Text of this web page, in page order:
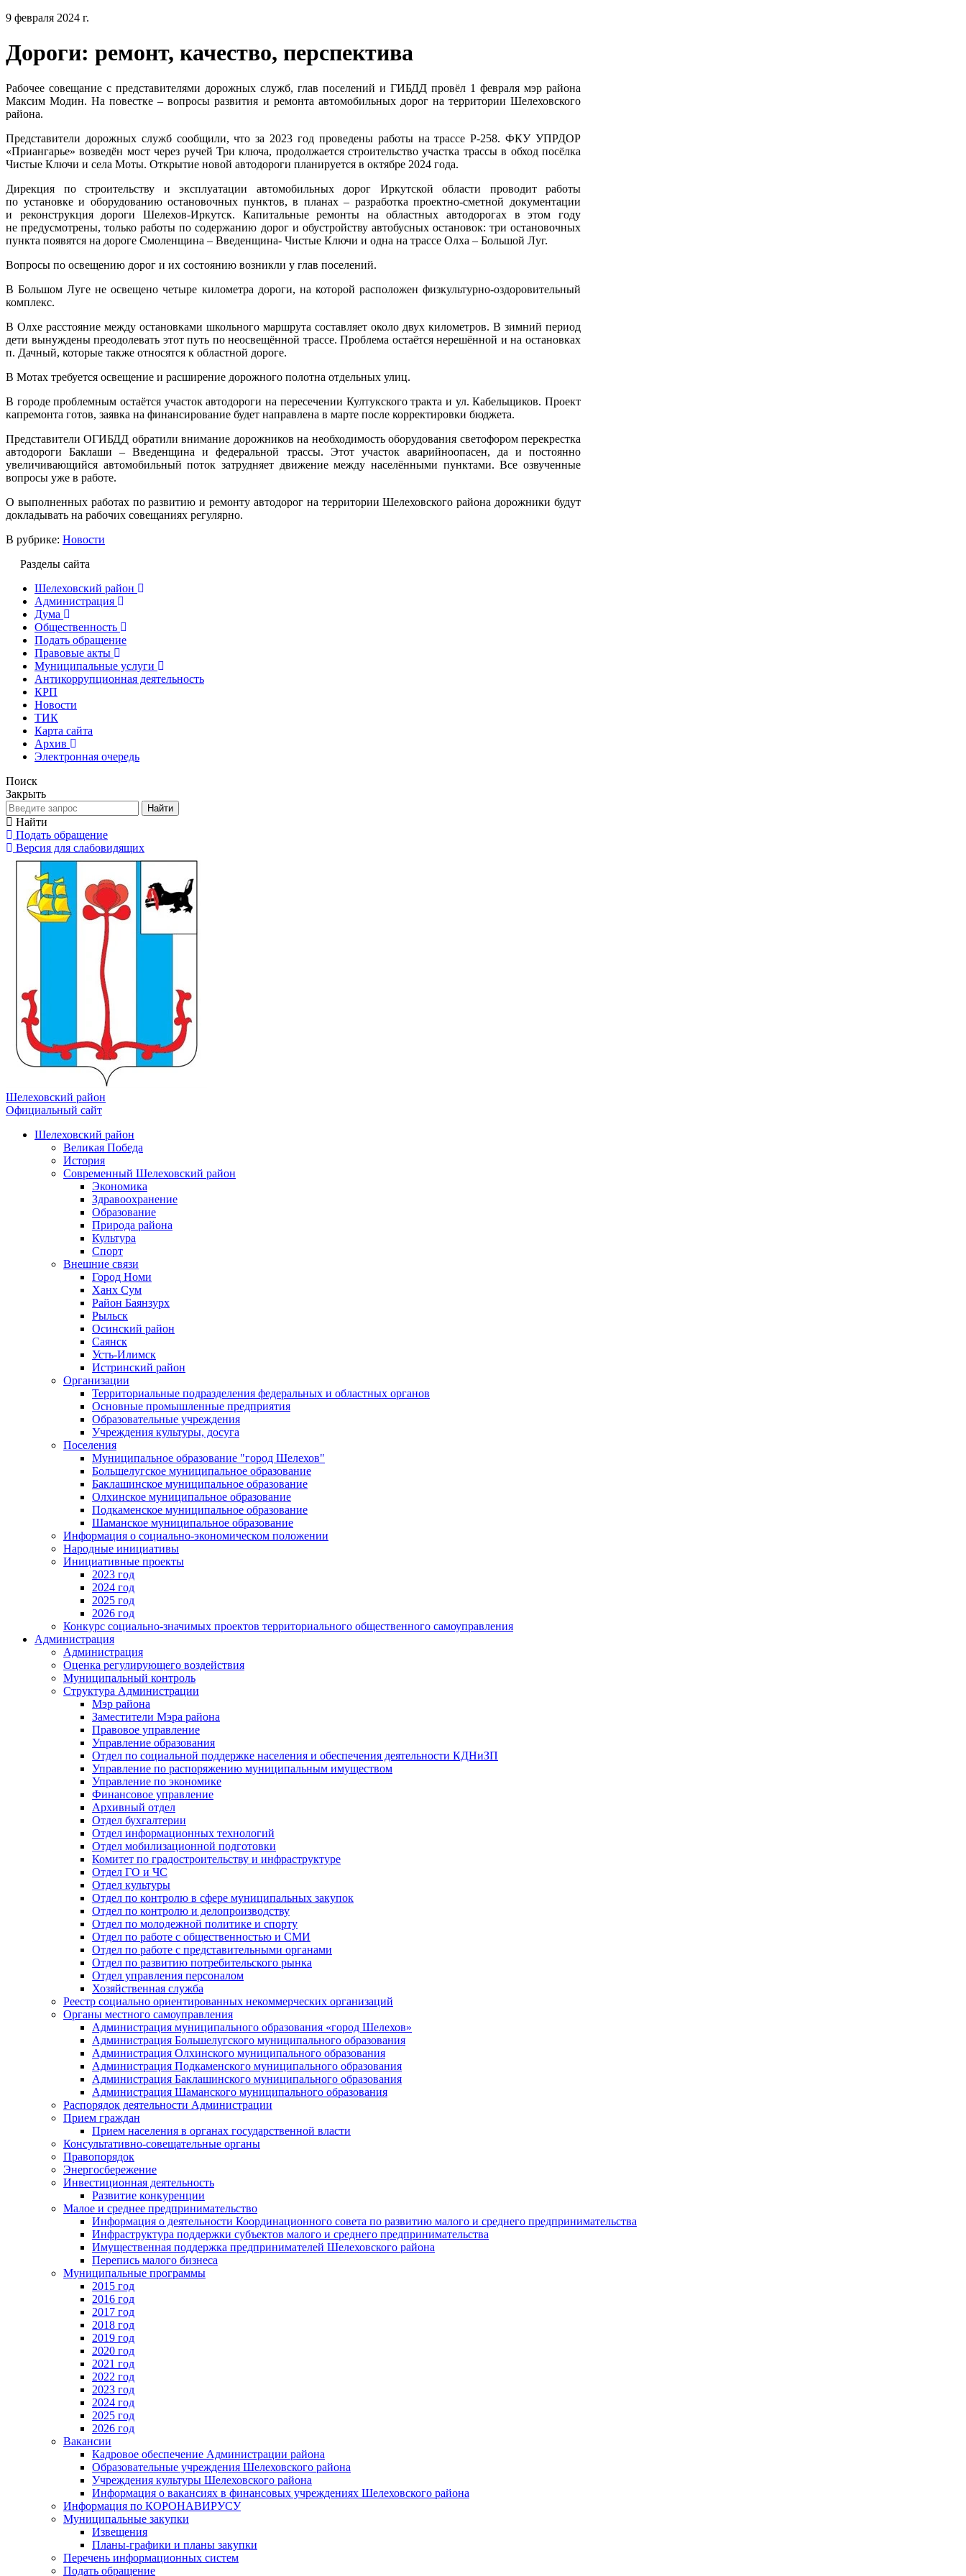
9 февраля 2024 г.
Дороги: ремонт, качество, перспектива
Рабочее совещание с представителями дорожных служб, глав поселений и ГИБДД провёл 1 февраля мэр района
Максим Модин. На повестке – вопросы развития и ремонта автомобильных дорог на территории Шелеховского
района.
Представители дорожных служб сообщили, что за 2023 год проведены работы на трассе Р-258. ФКУ УПРДОР
«Приангарье» возведён мост через ручей Три ключа, продолжается строительство участка трассы в обход посёлка
Чистые Ключи и села Моты. Открытие новой автодороги планируется в октябре 2024 года.
Дирекция по строительству и эксплуатации автомобильных дорог Иркутской области проводит работы
по установке и оборудованию остановочных пунктов, в планах – разработка проектно-сметной документации
и реконструкция дороги Шелехов-Иркутск. Капитальные ремонты на областных автодорогах в этом году
не предусмотрены, только работы по содержанию дорог и обустройству автобусных остановок: три остановочных
пункта появятся на дороге Смоленщина – Введенщина- Чистые Ключи и одна на трассе Олха – Большой Луг.
Вопросы по освещению дорог и их состоянию возникли у глав поселений.
В Большом Луге не освещено четыре километра дороги, на которой расположен физкультурно-оздоровительный
комплекс.
В Олхе расстояние между остановками школьного маршрута составляет около двух километров. В зимний период
дети вынуждены преодолевать этот путь по неосвещённой трассе. Проблема остаётся нерешённой и на остановках
п. Дачный, которые также относятся к областной дороге.
В Мотах требуется освещение и расширение дорожного полотна отдельных улиц.
В городе проблемным остаётся участок автодороги на пересечении Култукского тракта и ул. Кабельщиков. Проект
капремонта готов, заявка на финансирование будет направлена в марте после корректировки бюджета.
Представители ОГИБДД обратили внимание дорожников на необходимость оборудования светофором перекрестка
автодороги Баклаши – Введенщина и федеральной трассы. Этот участок аварийноопасен, да и постоянно
увеличивающийся автомобильный поток затрудняет движение между населёнными пунктами. Все озвученные
вопросы уже в работе.
О выполненных работах по развитию и ремонту автодорог на территории Шелеховского района дорожники будут
докладывать на рабочих совещаниях регулярно.
В рубрике: Новости
Разделы сайта
Шелеховский район
Администрация
Дума
Общественность
Подать обращение
Правовые акты
Муниципальные услуги
Антикоррупционная деятельность
КРП
Новости
ТИК
Карта сайта
Архив
Электронная очередь
Поиск
Закрыть
Найти
Найти
Подать обращение
Версия для слабовидящих
Шелеховский район
Официальный сайт
Шелеховский район
Великая Победа
История
Современный Шелеховский район
Экономика
Здравоохранение
Образование
Природа района
Культура
Спорт
Внешние связи
Город Номи
Ханх Сум
Район Баянзурх
Рыльск
Осинский район
Саянск
Усть-Илимск
Истринский район
Организации
Территориальные подразделения федеральных и областных органов
Основные промышленные предприятия
Образовательные учреждения
Учреждения культуры, досуга
Поселения
Муниципальное образование "город Шелехов"
Большелугское муниципальное образование
Баклашинское муниципальное образование
Олхинское муниципальное образование
Подкаменское муниципальное образование
Шаманское муниципальное образование
Информация о социально-экономическом положении
Народные инициативы
Инициативные проекты
2023 год
2024 год
2025 год
2026 год
Конкурс социально-значимых проектов территориального общественного самоуправления
Администрация
Администрация
Оценка регулирующего воздействия
Муниципальный контроль
Структура Администрации
Мэр района
Заместители Мэра района
Правовое управление
Управление образования
Отдел по социальной поддержке населения и обеспечения деятельности КДНиЗП
Управление по распоряжению муниципальным имуществом
Управление по экономике
Финансовое управление
Архивный отдел
Отдел бухгалтерии
Отдел информационных технологий
Отдел мобилизационной подготовки
Комитет по градостроительству и инфраструктуре
Отдел ГО и ЧС
Отдел культуры
Отдел по контролю в сфере муниципальных закупок
Отдел по контролю и делопроизводству
Отдел по молодежной политике и спорту
Отдел по работе с общественностью и СМИ
Отдел по работе с представительными органами
Отдел по развитию потребительского рынка
Отдел управления персоналом
Хозяйственная служба
Реестр социально ориентированных некоммерческих организаций
Органы местного самоуправления
Администрация муниципального образования «город Шелехов»
Администрация Большелугского муниципального образования
Администрация Олхинского муниципального образования
Администрация Подкаменского муниципального образования
Администрация Баклашинского муниципального образования
Администрация Шаманского муниципального образования
Распорядок деятельности Администрации
Прием граждан
Прием населения в органах государственной власти
Консультативно-совещательные органы
Правопорядок
Энергосбережение
Инвестиционная деятельность
Развитие конкуренции
Малое и среднее предпринимательство
Информация о деятельности Координационного совета по развитию малого и среднего предпринимательства
Инфраструктура поддержки субъектов малого и среднего предпринимательства
Имущественная поддержка предпринимателей Шелеховского района
Перепись малого бизнеса
Муниципальные программы
2015 год
2016 год
2017 год
2018 год
2019 год
2020 год
2021 год
2022 год
2023 год
2024 год
2025 год
2026 год
Вакансии
Кадровое обеспечение Администрации района
Образовательные учреждения Шелеховского района
Учреждения культуры Шелеховского района
Информация о вакансиях в финансовых учреждениях Шелеховского района
Информация по КОРОНАВИРУСУ
Муниципальные закупки
Извещения
Планы-графики и планы закупки
Перечень информационных систем
Подать обращение